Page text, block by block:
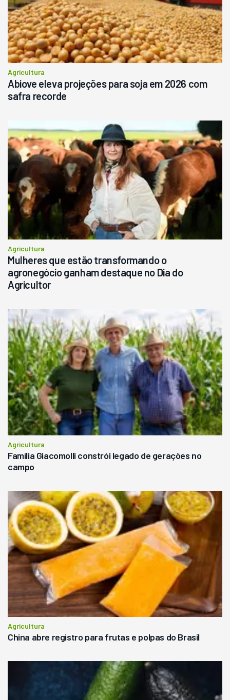
Agricultura
Abiove eleva projeções para soja em 2026 com
safra recorde
Agricultura
Mulheres que estão transformando o
agronegócio ganham destaque no Dia do
Agricultor
Agricultura
Família Giacomolli constrói legado de gerações no
campo
Agricultura
China abre registro para frutas e polpas do Brasil